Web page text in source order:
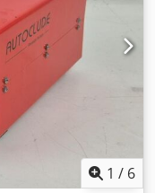
1 / 6